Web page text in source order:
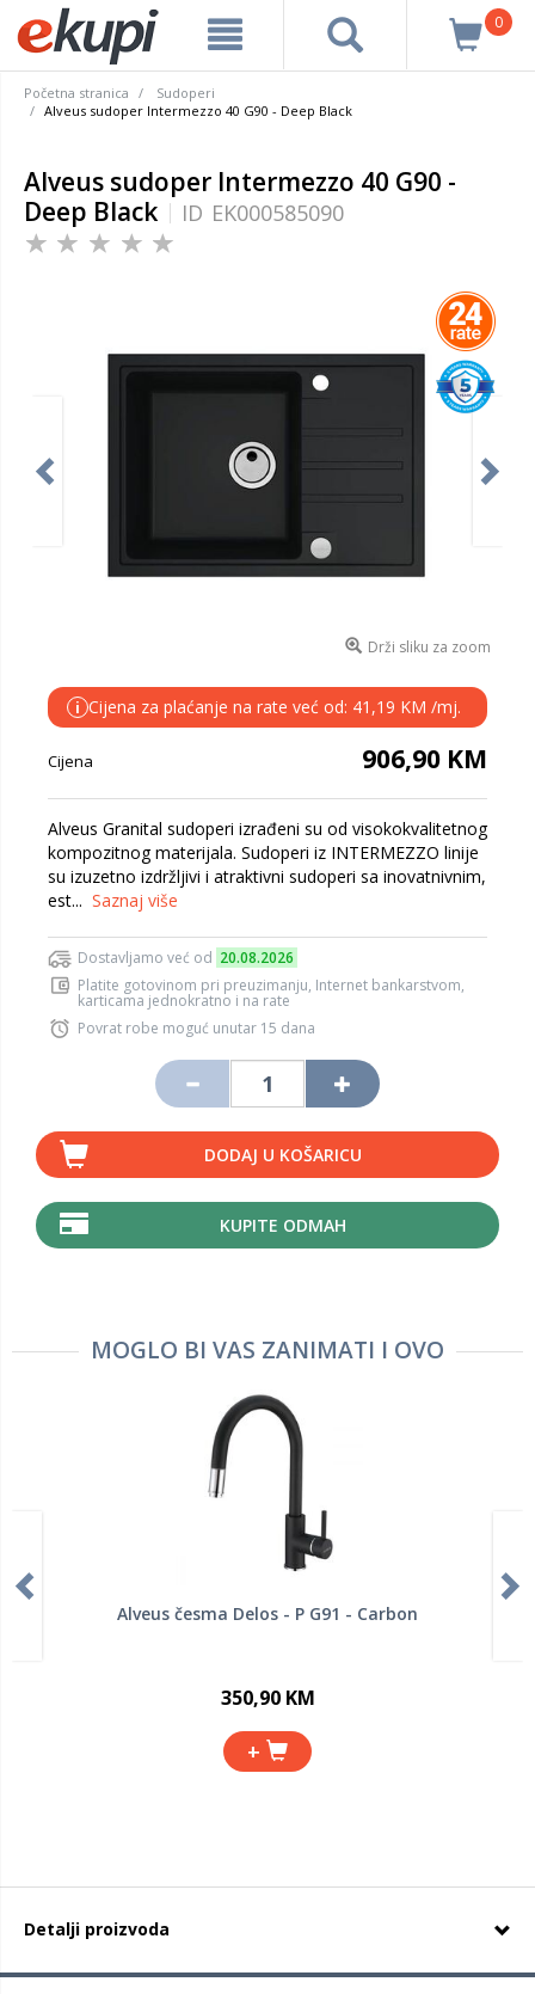
0
Početna stranica
Sudoperi
Alveus sudoper Intermezzo 40 G90 - Deep Black
Alveus sudoper Intermezzo 40 G90 -
Deep Black
ID EK000585090
Drži sliku za zoom
i Cijena za plaćanje na rate već od: 41,19 KM /mj.
Cijena 906,90 KM
Alveus Granital sudoperi izrađeni su od visokokvalitetnog
kompozitnog materijala. Sudoperi iz INTERMEZZO linije
su izuzetno izdržljivi i atraktivni sudoperi sa inovatnivnim,
est... Saznaj više
Dostavljamo već od 20.08.2026
Platite gotovinom pri preuzimanju, Internet bankarstvom,
karticama jednokratno i na rate
Povrat robe moguć unutar 15 dana
DODAJ U KOŠARICU
KUPITE ODMAH
MOGLO BI VAS ZANIMATI I OVO
Alveus česma Delos - P G91 - Carbon
350,90 KM
+
Detalji proizvoda